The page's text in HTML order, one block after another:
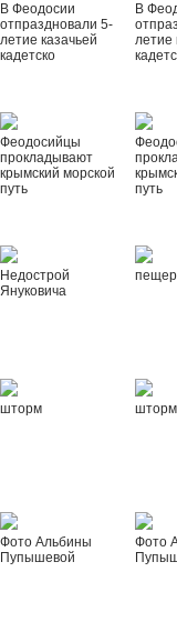
В Феодосии
отпраздновали 5-
летие казачьей
кадетско
В
летие
Феодосийцы
прокладывают
крымский морской
путь
путь
Недострой
Януковича
шторм шторм
Фото Альбины
Пупышевой
Фото